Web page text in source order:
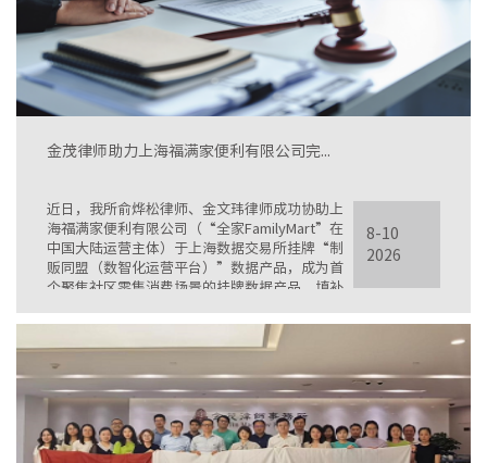
金茂律师助力上海福满家便利有限公司完...
近日，我所俞烨松律师、金文玮律师成功协助上
海福满家便利有限公司（“全家FamilyMart”在
中国大陆运营主体）于上海数据交易所挂牌“制
贩同盟（数智化运营平台）”数据产品，成为首
个聚焦社区零售消费场景的挂牌数据产品，填补
白。
8-10
2026